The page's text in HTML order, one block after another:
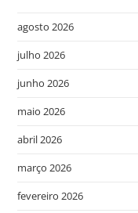
agosto 2026
julho 2026
junho 2026
maio 2026
abril 2026
março 2026
fevereiro 2026